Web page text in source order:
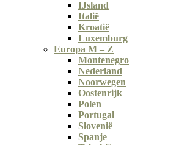
IJsland
Italië
Kroatië
Luxemburg
Europa M – Z
Montenegro
Nederland
Noorwegen
Oostenrijk
Polen
Portugal
Slovenië
Spanje